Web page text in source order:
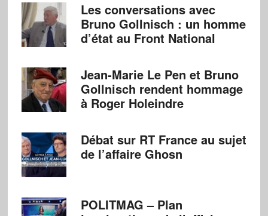
Les conversations avec
Bruno Gollnisch : un homme
d’état au Front National
Jean-Marie Le Pen et Bruno
Gollnisch rendent hommage
à Roger Holeindre
Débat sur RT France au sujet
de l’affaire Ghosn
POLITMAG – Plan